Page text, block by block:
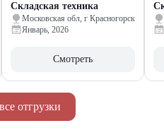
отгрузки
Складская техника
Московская обл, г Красногорск
Январь, 2026
Смотреть